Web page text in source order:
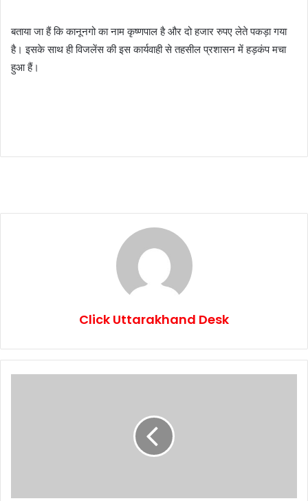
बताया जा हैं कि कानूनगो का नाम कृष्णपाल है और दो हजार रुपए लेते पकड़ा गया
है। इसके साथ ही विजलेंस की इस कार्यवाही से तहसील प्रशासन में हड़कंप मचा
हुआ हैं।
Click Uttarakhand Desk